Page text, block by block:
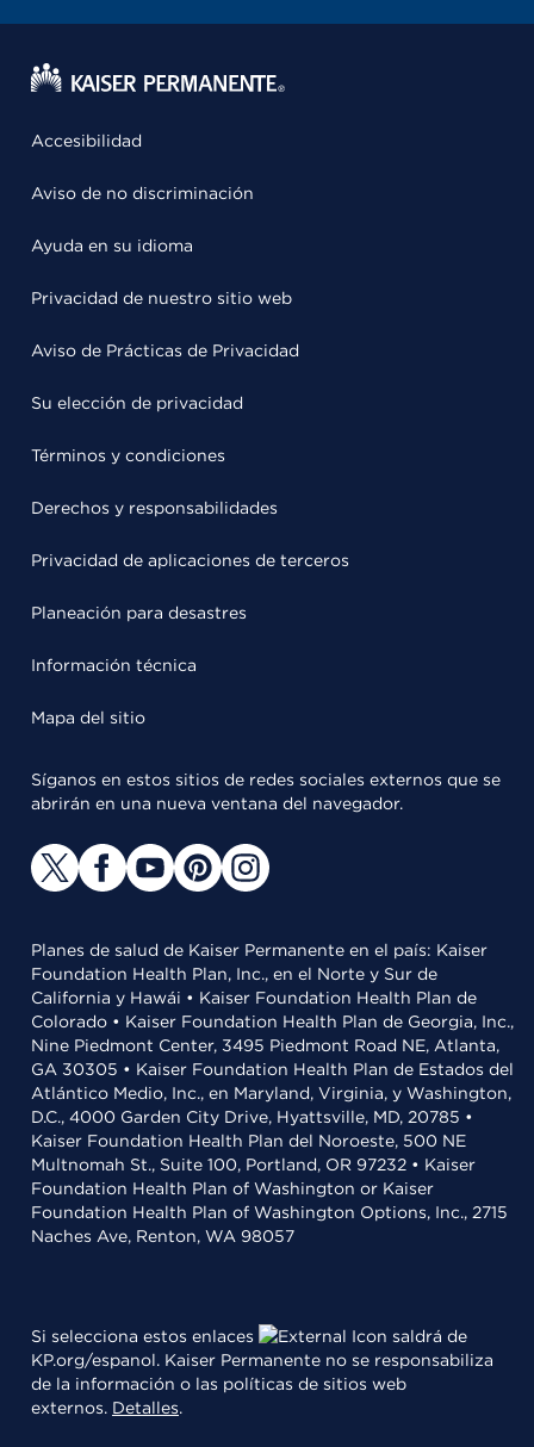
Accesibilidad
Aviso de no discriminación
Ayuda en su idioma
Privacidad de nuestro sitio web
Aviso de Prácticas de Privacidad
Su elección de privacidad
Términos y condiciones
Derechos y responsabilidades
Privacidad de aplicaciones de terceros
Planeación para desastres
Información técnica
Mapa del sitio
Síganos en estos sitios de redes sociales externos que se
abrirán en una nueva ventana del navegador.
Planes de salud de Kaiser Permanente en el país: Kaiser
Foundation Health Plan, Inc., en el Norte y Sur de
California y Hawái • Kaiser Foundation Health Plan de
Colorado • Kaiser Foundation Health Plan de Georgia, Inc.,
Nine Piedmont Center, 3495 Piedmont Road NE, Atlanta,
GA 30305 • Kaiser Foundation Health Plan de Estados del
Atlántico Medio, Inc., en Maryland, Virginia, y Washington,
D.C., 4000 Garden City Drive, Hyattsville, MD, 20785 •
Kaiser Foundation Health Plan del Noroeste, 500 NE
Multnomah St., Suite 100, Portland, OR 97232 • Kaiser
Foundation Health Plan of Washington or Kaiser
Foundation Health Plan of Washington Options, Inc., 2715
Naches Ave, Renton, WA 98057
Si selecciona estos enlaces
saldrá de
KP.org/espanol. Kaiser Permanente no se responsabiliza
de la información o las políticas de sitios web
externos. Detalles.